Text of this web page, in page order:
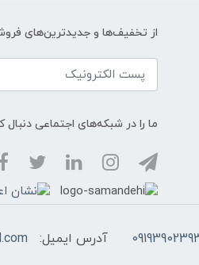
از تخفیف‌ها و جدیدترین‌های
ما را در شبکه‌های اجتماعی دنبال
88068747 آدرس ایمیل: